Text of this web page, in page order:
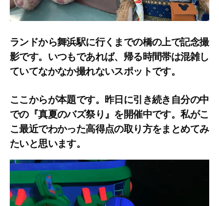
ランドから舞浜駅に行くまでの橋の上で記念撮
影です。いつもであれば、帰る時間帯は混雑し
ていてなかなか撮れないスポットです。
ここからが本題です。昨日に引き続き自分の中
での『真夏のバズ祭り』を開催中です。私がこ
こ最近でわかった高得点の取り方をまとめてみ
たいと思います。